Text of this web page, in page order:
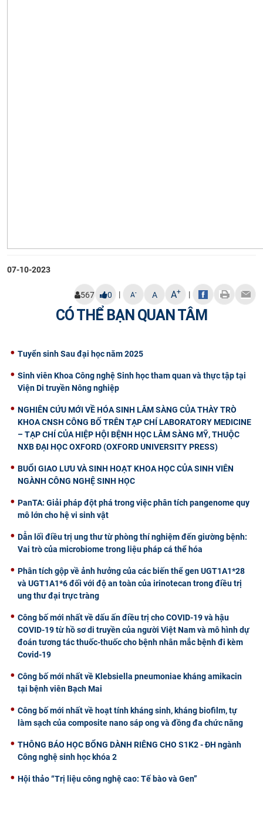
07-10-2023
567 0 | A- A A+ |
CÓ THỂ BẠN QUAN TÂM
Tuyển sinh Sau đại học năm 2025
Sinh viên Khoa Công nghệ Sinh học tham quan và thực tập tại
Viện Di truyền Nông nghiệp
NGHIÊN CỨU MỚI VỀ HÓA SINH LÂM SÀNG CỦA THÀY TRÒ
KHOA CNSH CÔNG BỐ TRÊN TẠP CHÍ LABORATORY MEDICINE
– TẠP CHÍ CỦA HIỆP HỘI BỆNH HỌC LÂM SÀNG MỸ, THUỘC
NXB ĐẠI HỌC OXFORD (OXFORD UNIVERSITY PRESS)
BUỔI GIAO LƯU VÀ SINH HOẠT KHOA HỌC CỦA SINH VIÊN
NGÀNH CÔNG NGHỆ SINH HỌC
PanTA: Giải pháp đột phá trong việc phân tích pangenome quy
mô lớn cho hệ vi sinh vật
Dẫn lối điều trị ung thư từ phòng thí nghiệm đến giường bệnh:
Vai trò của microbiome trong liệu pháp cá thể hóa
Phân tích gộp về ảnh hưởng của các biến thể gen UGT1A1*28
và UGT1A1*6 đối với độ an toàn của irinotecan trong điều trị
ung thư đại trực tràng
Công bố mới nhất về dấu ấn điều trị cho COVID-19 và hậu
COVID-19 từ hồ sơ di truyền của người Việt Nam và mô hình dự
đoán tương tác thuốc-thuốc cho bệnh nhân mắc bệnh đi kèm
Covid-19
Công bố mới nhất về Klebsiella pneumoniae kháng amikacin
tại bệnh viên Bạch Mai
Công bố mới nhất về hoạt tính kháng sinh, kháng biofilm, tự
làm sạch của composite nano sáp ong và đồng đa chức năng
THÔNG BÁO HỌC BỔNG DÀNH RIÊNG CHO S1K2 - ĐH ngành
Công nghệ sinh học khóa 2
Hội thảo “Trị liệu công nghệ cao: Tế bào và Gen”